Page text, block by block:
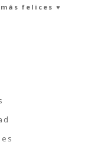
felices ♥︎